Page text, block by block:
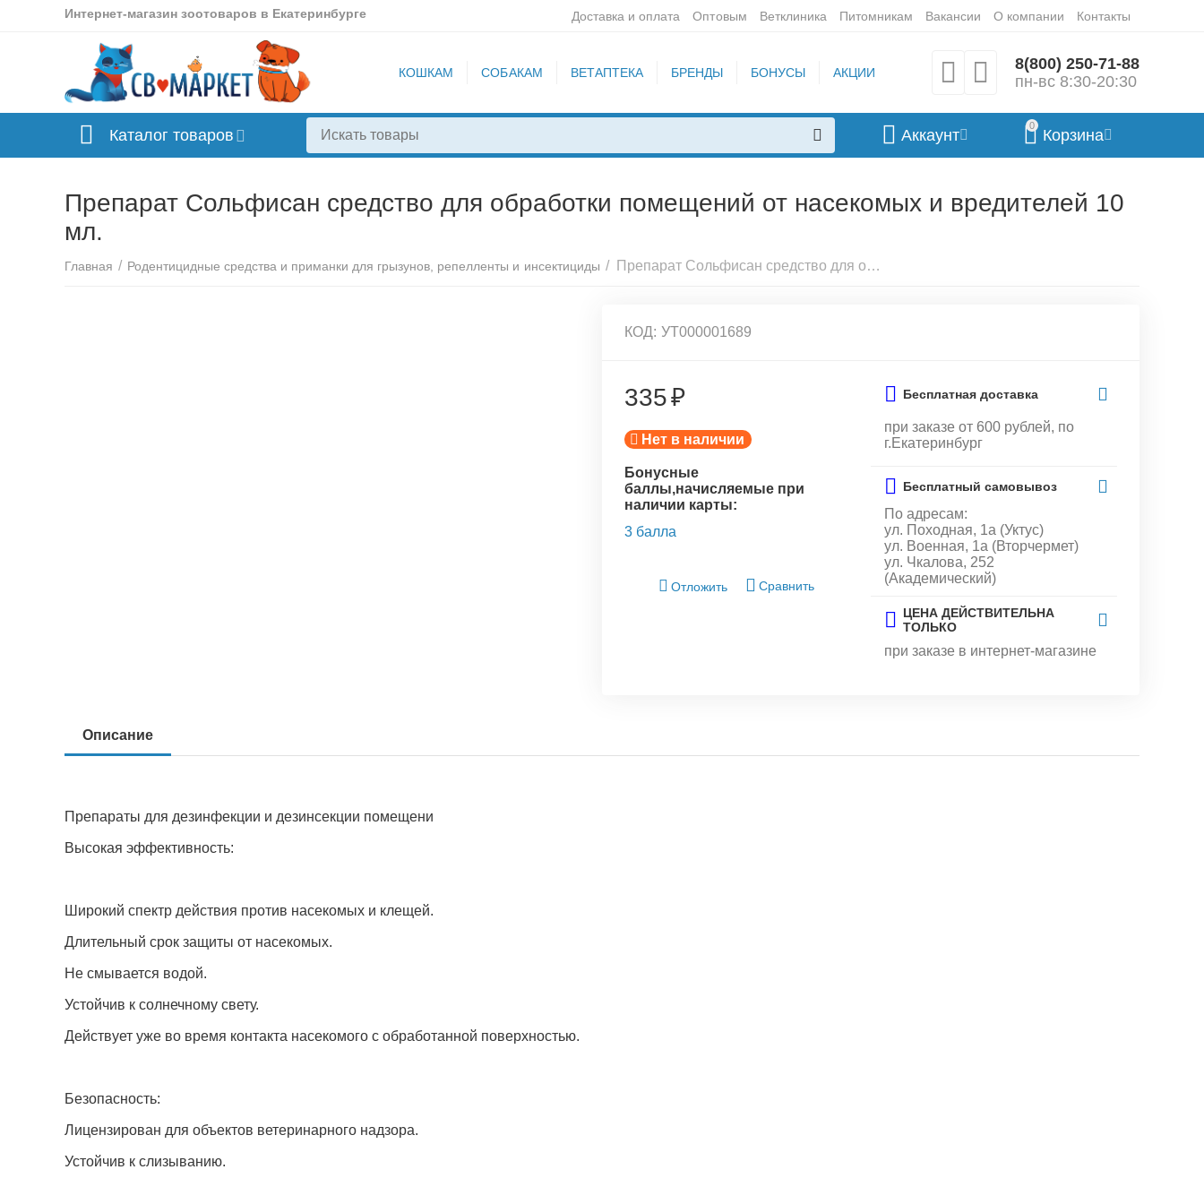
Интернет-магазин зоотоваров в Екатеринбурге Доставка и оплата Оптовым Ветклиника Питомникам Вакансии О компании Контакты
КОШКАМ СОБАКАМ ВЕТАПТЕКА БРЕНДЫ БОНУСЫ АКЦИИ
8(800) 250-71-88
пн-вс 8:30-20:30
Каталог товаров
0
Корзина
Аккаунт
Препарат Сольфисан средство для обработки помещений от насекомых и вредителей 10
мл.
Главная / Родентицидные средства и приманки для грызунов, репелленты и инсектициды / Препарат Сольфисан средство для обработки помещений от насекомых и вредителей 10 мл.
КОД: УТ000001689
335₽
Нет в наличии
Бонусные
баллы,начисляемые при
наличии карты:
3 балла
Отложить Сравнить
Бесплатная доставка
при заказе от 600 рублей, по
г.Екатеринбург
Бесплатный самовывоз
По адресам:
ул. Походная, 1а (Уктус)
ул. Военная, 1а (Вторчермет)
ул. Чкалова, 252
(Академический)
ЦЕНА ДЕЙСТВИТЕЛЬНА
ТОЛЬКО
при заказе в интернет-магазине
Описание
Препараты для дезинфекции и дезинсекции помещени
Высокая эффективность:
Широкий спектр действия против насекомых и клещей.
Длительный срок защиты от насекомых.
Не смывается водой.
Устойчив к солнечному свету.
Действует уже во время контакта насекомого с обработанной поверхностью.
Безопасность:
Лицензирован для объектов ветеринарного надзора.
Устойчив к слизыванию.